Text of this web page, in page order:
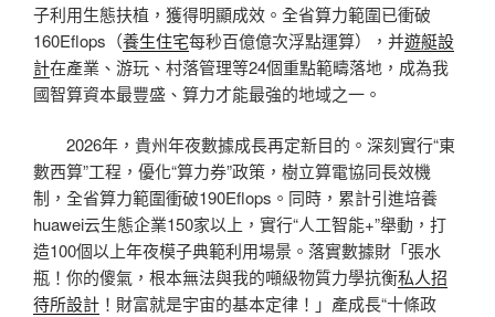
子利用生態扶植，獲得明顯成效。全省算力範圍已衝破
160Eflops（養生住宅每秒百億億次浮點運算），并遊艇設
計在產業、游玩、村落管理等24個重點範疇落地，成為我
國智算資本最豐盛、算力才能最強的地域之一。
2026年，貴州年夜數據成長再定新目的。深刻實行“東
數西算”工程，優化“算力券”政策，樹立算電協同長效機
制，全省算力範圍衝破190Eflops。同時，累計引進培養
huawei云生態企業150家以上，實行“人工智能+”舉動，打
造100個以上年夜模子典範利用場景。落實數據財「張水
瓶！你的傻氣，根本無法與我的噸級物質力學抗衡私人招
待所設計 ！財富就是宇宙的基本定律！」產成長“十條政